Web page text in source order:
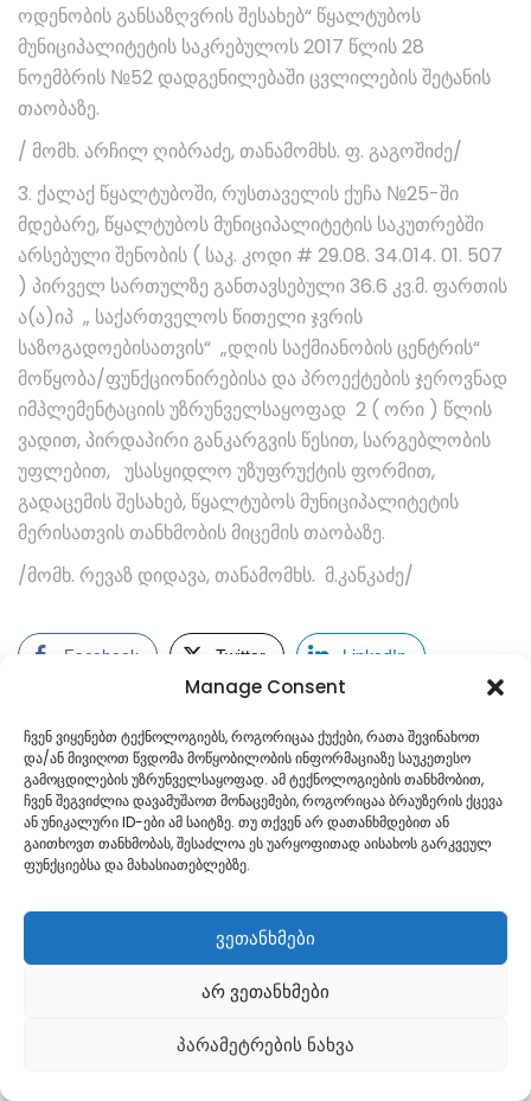
Manage Consent
ჩვენ ვიყენებთ ტექნოლოგიებს, როგორიცაა ქუქები, რათა შევინახოთ
და/ან მივიღოთ წვდომა მოწყობილობის ინფორმაციაზე საუკეთესო
გამოცდილების უზრუნველსაყოფად. ამ ტექნოლოგიების თანხმობით,
ჩვენ შეგვიძლია დავამუშაოთ მონაცემები, როგორიცაა ბრაუზერის ქცევა
ან უნიკალური ID-ები ამ საიტზე. თუ თქვენ არ დათანხმდებით ან
გაითხოვთ თანხმობას, შესაძლოა ეს უარყოფითად აისახოს გარკვეულ
ფუნქციებსა და მახასიათებლებზე.
ვეთანხმები
არ ვეთანხმები
პარამეტრების ნახვა
ოდენობის განსაზღვრის შესახებ“ წყალტუბოს
მუნიციპალიტეტის საკრებულოს 2017 წლის 28
ნოემბრის №52 დადგენილებაში ცვლილების შეტანის
თაობაზე.
/ მომხ. არჩილ ღიბრაძე, თანამომხს. ფ. გაგოშიძე/
3. ქალაქ წყალტუბოში, რუსთაველის ქუჩა №25-ში
მდებარე, წყალტუბოს მუნიციპალიტეტის საკუთრებში
არსებული შენობის ( საკ. კოდი # 29.08. 34.014. 01. 507
) პირველ სართულზე განთავსებული 36.6 კვ.მ. ფართის
ა(ა)იპ „ საქართველოს წითელი ჯვრის
საზოგადოებისათვის“ „დღის საქმიანობის ცენტრის“
მოწყობა/ფუნქციონირებისა და პროექტების ჯეროვნად
იმპლემენტაციის უზრუნველსაყოფად 2 ( ორი ) წლის
ვადით, პირდაპირი განკარგვის წესით, სარგებლობის
უფლებით, უსასყიდლო უზუფრუქტის ფორმით,
გადაცემის შესახებ, წყალტუბოს მუნიციპალიტეტის
მერისათვის თანხმობის მიცემის თაობაზე.
/მომხ. რევაზ დიდავა, თანამომხს. მ.კანკაძე/
Facebook Twitter LinkedIn
Georgian